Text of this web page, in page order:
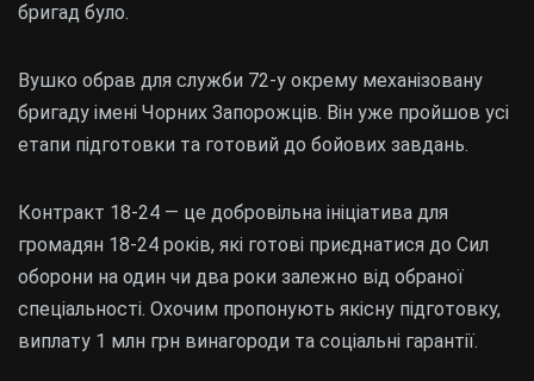
бригад було.
Вушко обрав для служби 72-у окрему механізовану
бригаду імені Чорних Запорожців. Він уже пройшов усі
етапи підготовки та готовий до бойових завдань.
Контракт 18-24 — це добровільна ініціатива для
громадян 18-24 років, які готові приєднатися до Сил
оборони на один чи два роки залежно від обраної
спеціальності. Охочим пропонують якісну підготовку,
виплату 1 млн грн винагороди та соціальні гарантії.